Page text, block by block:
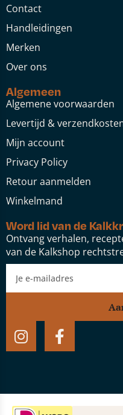
Contact
Handleidingen
Merken
Over ons
Algemeen
Algemene voorwaarden
Levertijd &
Mijn account
Privacy Policy
Retour aanmelden
Winkelmand
Word lid van de
Ontvang verhalen,
van de Kalkshop